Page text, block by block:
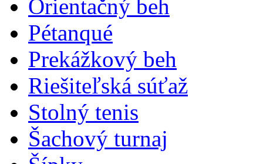
Orientačný beh
Pétanqué
Prekážkový beh
Riešiteľská súťaž
Stolný tenis
Šachový turnaj